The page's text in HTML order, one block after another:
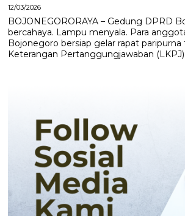
12/03/2026
BOJONEGORORAYA – Gedung DPRD
bercahaya. Lampu menyala. Para
Bojonegoro bersiap gelar rapat
Keterangan Pertanggungjawaban